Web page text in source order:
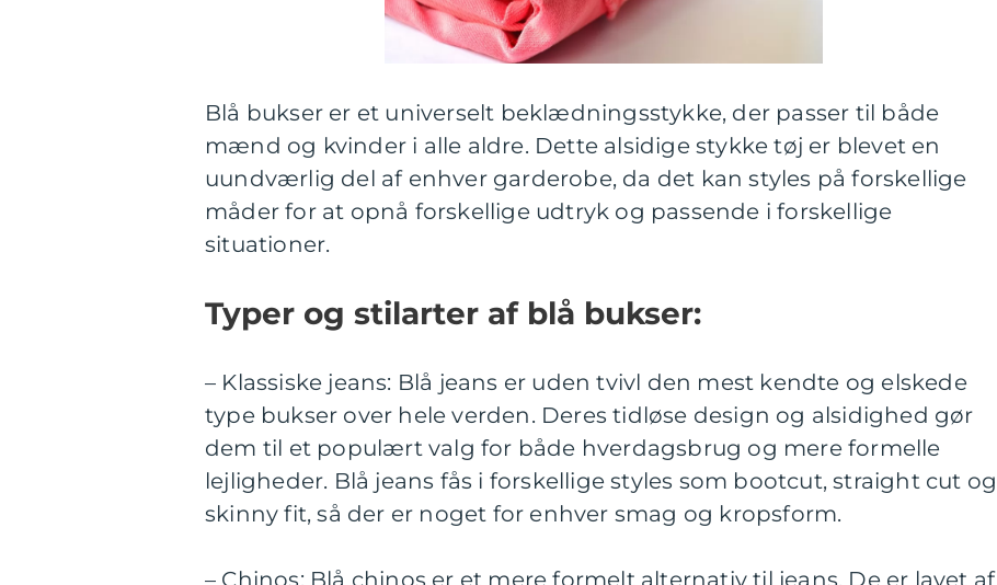
Blå bukser er et universelt beklædningsstykke, der passer til både
mænd og kvinder i alle aldre. Dette alsidige stykke tøj er blevet en
uundværlig del af enhver garderobe, da det kan styles på forskellige
måder for at opnå forskellige udtryk og passende i forskellige
situationer.
Typer og stilarter af blå bukser:
– Klassiske jeans: Blå jeans er uden tvivl den mest kendte og elskede
type bukser over hele verden. Deres tidløse design og alsidighed gør
dem til et populært valg for både hverdagsbrug og mere formelle
lejligheder. Blå jeans fås i forskellige styles som bootcut, straight cut og
skinny fit, så der er noget for enhver smag og kropsform.
– Chinos: Blå chinos er et mere formelt alternativ til jeans. De er lavet af